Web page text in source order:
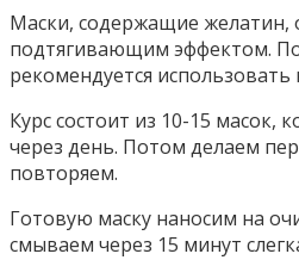
Маски, содержащие желатин,
подтягивающим эффектом.
рекомендуется использовать
Курс состоит из 10-15 масок,
через день. Потом делаем
повторяем.
Готовую маску наносим на
смываем через 15 минут